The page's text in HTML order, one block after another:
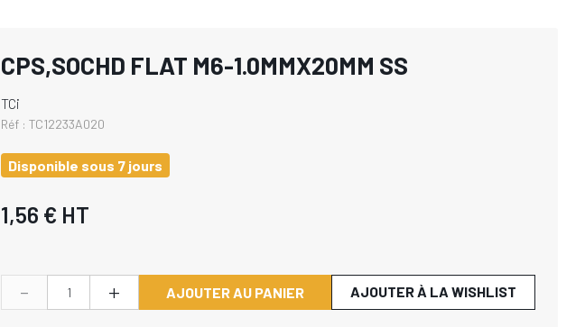
CPS,SOCHD FLAT M6-1.0MMX20MM SS
TCi
Réf : TC12233A020
Disponible sous 7 jours
1,56 € HT
- + AJOUTER AU PANIER AJOUTER À LA WISHLIST